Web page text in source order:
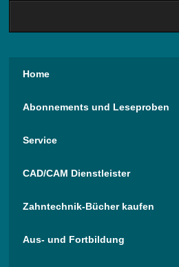
Home
Abonnements und Leseproben
Service
CAD/CAM Dienstleister
Zahntechnik-Bücher kaufen
Aus- und Fortbildung